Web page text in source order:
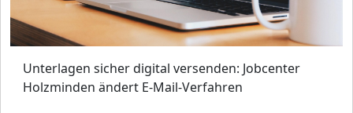
Unterlagen sicher digital versenden: Jobcenter
Holzminden ändert E-Mail-Verfahren